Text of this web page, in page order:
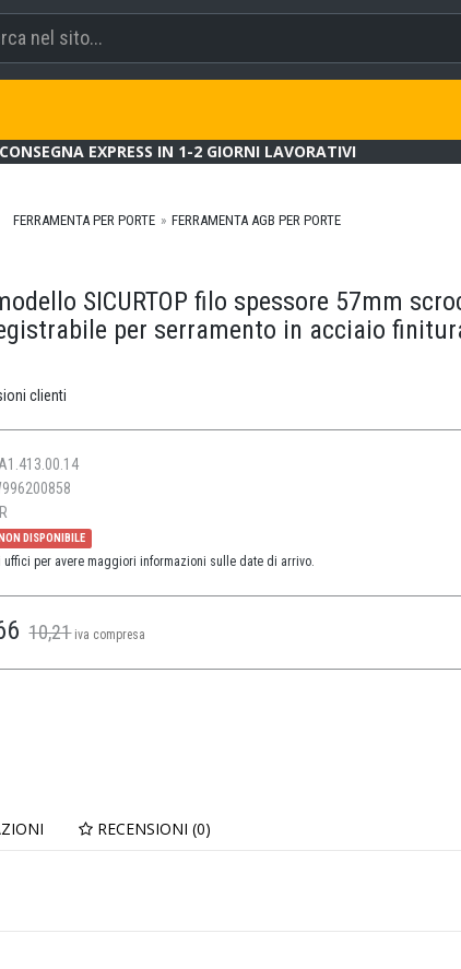
CONSEGNA EXPRESS IN 1-2 GIORNI LAVORATIVI
FERRAMENTA PER PORTE FERRAMENTA AGB PER PORTE
SICURTOP filo spessore 57mm
per serramento in acciaio
clienti
DISPONIBILE
per avere maggiori informazioni sulle date di arrivo.
10,21 iva compresa
RECENSIONI (0)